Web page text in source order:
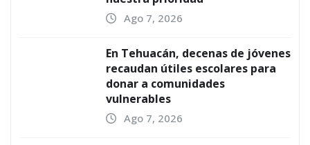
Ago 7, 2026
En Tehuacán, decenas de jóvenes
recaudan útiles escolares para
donar a comunidades
vulnerables
Ago 7, 2026